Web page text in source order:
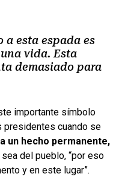
esta espada es
vida. Esta
demasiado para
importante símbolo
presidentes cuando se
un hecho permanente,
sea del pueblo, “por eso
y en este lugar”.